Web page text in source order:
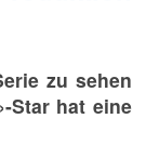
zu sehen
Star hat eine